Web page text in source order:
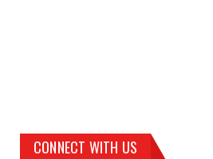
CONNECT WITH US